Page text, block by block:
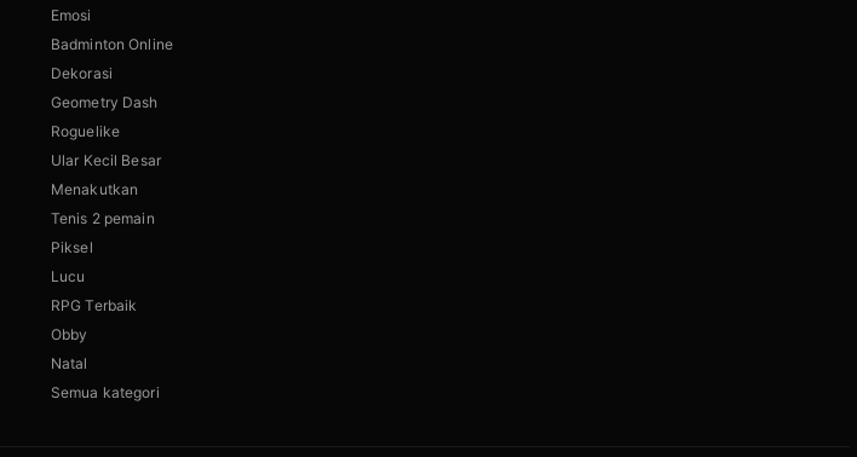
Emosi
Badminton Online
Dekorasi
Geometry Dash
Roguelike
Ular Kecil Besar
Menakutkan
Tenis 2 pemain
Piksel
Lucu
RPG Terbaik
Obby
Natal
Semua kategori